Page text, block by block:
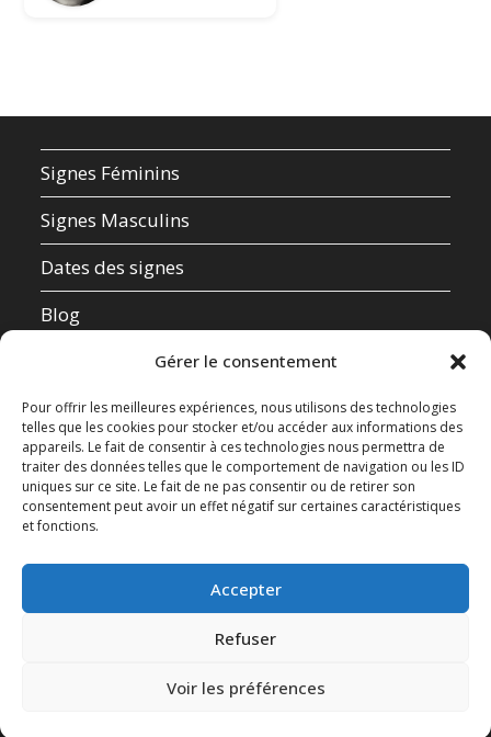
Gérer le consentement
Pour offrir les meilleures expériences, nous utilisons des technologies
telles que les cookies pour stocker et/ou accéder aux informations des
appareils. Le fait de consentir à ces technologies nous permettra de
traiter des données telles que le comportement de navigation ou les ID
uniques sur ce site. Le fait de ne pas consentir ou de retirer son
consentement peut avoir un effet négatif sur certaines caractéristiques
et fonctions.
Accepter
Refuser
Voir les préférences
Signes Féminins
Signes Masculins
Dates des signes
Blog
Mentions Légales
Données Personnelles
Contact